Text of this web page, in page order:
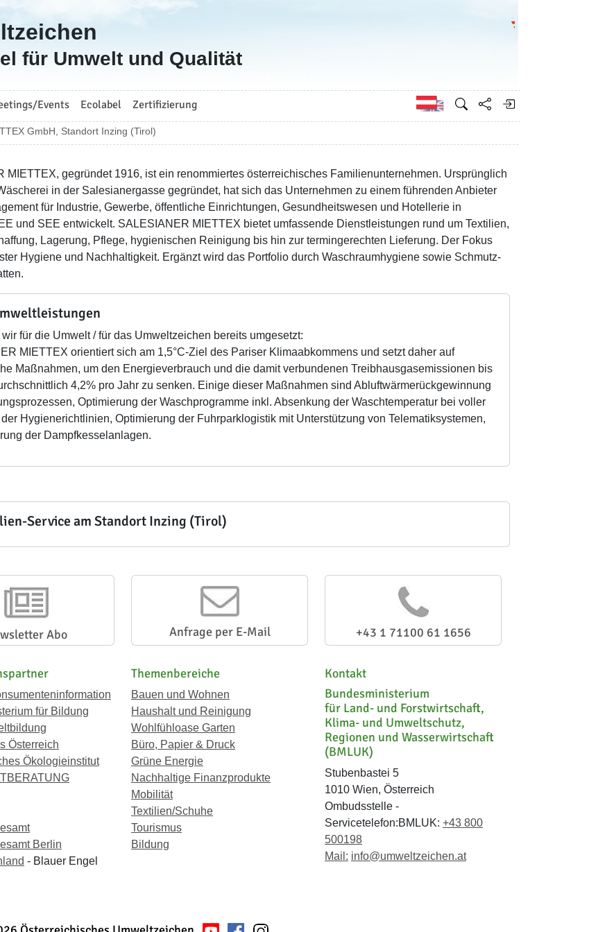
für Umwelt und Qualität
Events Ecolabel Zertifizierung Englisch
GmbH, Standort Inzing (Tirol)
MIETTEX, gegründet 1916, ist ein renommiertes österreichisches Familienunternehmen. Ursprünglich
in der Salesianergasse gegründet, hat sich das Unternehmen zu einem führenden Anbieter
für Industrie, Gewerbe, öffentliche Einrichtungen, Gesundheitswesen und Hotellerie in
und SEE entwickelt. SALESIANER MIETTEX bietet umfassende Dienstleistungen rund um Textilien,
Lagerung, Pflege, hygienischen Reinigung bis hin zur termingerechten Lieferung. Der Fokus
Hygiene und Nachhaltigkeit. Ergänzt wird das Portfolio durch Waschraumhygiene sowie Schmutz-
für die Umwelt / für das Umweltzeichen bereits umgesetzt:
MIETTEX orientiert sich am 1,5°C-Ziel des Pariser Klimaabkommens und setzt daher auf
Maßnahmen, um den Energieverbrauch und die damit verbundenen Treibhausgasemissionen bis
4,2% pro Jahr zu senken. Einige dieser Maßnahmen sind Abluftwärmerückgewinnung
Optimierung der Waschprogramme inkl. Absenkung der Waschtemperatur bei voller
Hygienerichtlinien, Optimierung der Fuhrparklogistik mit Unterstützung von Telematiksystemen,
der Dampfkesselanlagen.
Service am Standort Inzing (Tirol)
Abo Anfrage per E-Mail +43 1 71100 61 1656
für Bildung
Österreich
Ökologieinstitut
Berlin
- Blauer Engel
Themenbereiche
Bauen und Wohnen
Haushalt und Reinigung
Wohlfühloase Garten
Büro, Papier & Druck
Grüne Energie
Nachhaltige Finanzprodukte
Mobilität
Textilien/Schuhe
Tourismus
Bildung
Kontakt
Bundesministerium
für Land- und Forstwirtschaft,
Klima- und Umweltschutz,
Regionen und Wasserwirtschaft
(BMLUK)
Stubenbastei 5
1010 Wien, Österreich
Ombudsstelle -
Servicetelefon:BMLUK: +43 800
500198
Mail: info@umweltzeichen.at